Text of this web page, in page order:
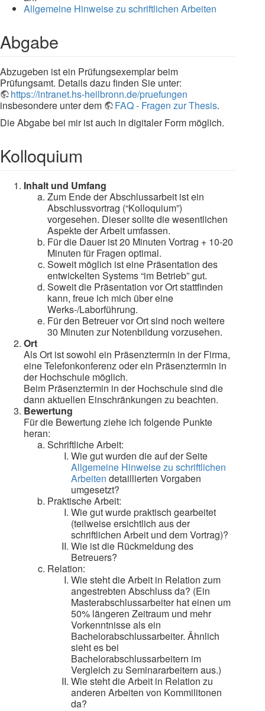
Allgemeine Hinweise zu schriftlichen Arbeiten
Abgabe
Abzugeben ist ein Prüfungsexemplar beim
Prüfungsamt. Details dazu finden Sie unter:
https://intranet.hs-heilbronn.de/pruefungen
insbesondere unter dem
FAQ - Fragen zur Thesis.
Die Abgabe bei mir ist auch in digitaler Form möglich.
Kolloquium
Inhalt und Umfang
Zum Ende der Abschlussarbeit ist ein
Abschlussvortrag (“Kolloquium”)
vorgesehen. Dieser sollte die wesentlichen
Aspekte der Arbeit umfassen.
Für die Dauer ist 20 Minuten Vortrag + 10-20
Minuten für Fragen optimal.
Soweit möglich ist eine Präsentation des
entwickelten Systems “im Betrieb” gut.
Soweit die Präsentation vor Ort stattfinden
kann, freue ich mich über eine
Werks-/Laborführung.
Für den Betreuer vor Ort sind noch weitere
30 Minuten zur Notenbildung vorzusehen.
Ort
Als Ort ist sowohl ein Präsenztermin in der Firma,
eine Telefonkonferenz oder ein Präsenztermin in
der Hochschule möglich.
Beim Präsenztermin in der Hochschule sind die
dann aktuellen Einschränkungen zu beachten.
Bewertung
Für die Bewertung ziehe ich folgende Punkte
heran:
Schriftliche Arbeit:
Wie gut wurden die auf der Seite
Allgemeine Hinweise zu schriftlichen
Arbeiten detaillierten Vorgaben
umgesetzt?
Praktische Arbeit:
Wie gut wurde praktisch gearbeitet
(teilweise ersichtlich aus der
schriftlichen Arbeit und dem Vortrag)?
Wie ist die Rückmeldung des
Betreuers?
Relation:
Wie steht die Arbeit in Relation zum
angestrebten Abschluss da? (Ein
Masterabschlussarbeiter hat einen um
50% längeren Zeitraum und mehr
Vorkenntnisse als ein
Bachelorabschlussarbeiter. Ähnlich
sieht es bei
Bachelorabschlussarbeitern im
Vergleich zu Seminararbeitern aus.)
Wie steht die Arbeit in Relation zu
anderen Arbeiten von Kommilitonen
da?